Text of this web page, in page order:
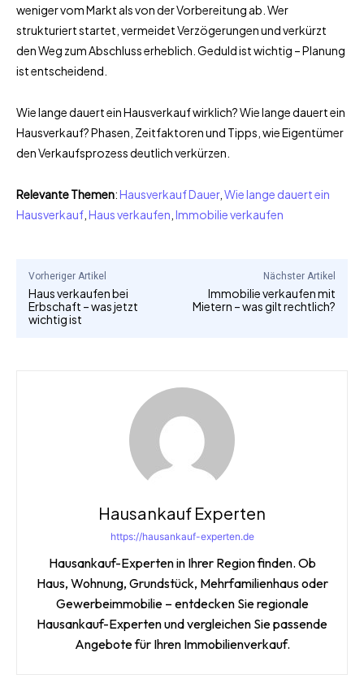
weniger vom Markt als von der Vorbereitung ab. Wer
strukturiert startet, vermeidet Verzögerungen und verkürzt
den Weg zum Abschluss erheblich. Geduld ist wichtig – Planung
ist entscheidend.
Wie lange dauert ein Hausverkauf wirklich? Wie lange dauert ein
Hausverkauf? Phasen, Zeitfaktoren und Tipps, wie Eigentümer
den Verkaufsprozess deutlich verkürzen.
Relevante Themen:Hausverkauf Dauer, Wie lange dauert ein
Hausverkauf Haus verkaufen Immobilie verkaufen
Vorheriger Artikel
Haus verkaufen bei
Erbschaft – was jetzt
wichtig ist
Nächster Artikel
Immobilie verkaufen mit
Mietern – was gilt rechtlich?
Hausankauf Experten
https://hausankauf-experten.de
Hausankauf-Experten in Ihrer Region finden. Ob
Haus, Wohnung, Grundstück, Mehrfamilienhaus oder
Gewerbeimmobilie – entdecken Sie regionale
Hausankauf-Experten und vergleichen Sie passende
Angebote für Ihren Immobilienverkauf.